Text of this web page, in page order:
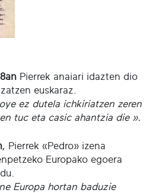
Pierrek anaiari idazten dio
euskaraz.
ez dutela ichkiriatzen zeren
tuc eta casic ahantzia die ».
, Pierrek «Pedro» izena
Europako egoera
Europa hortan baduzie